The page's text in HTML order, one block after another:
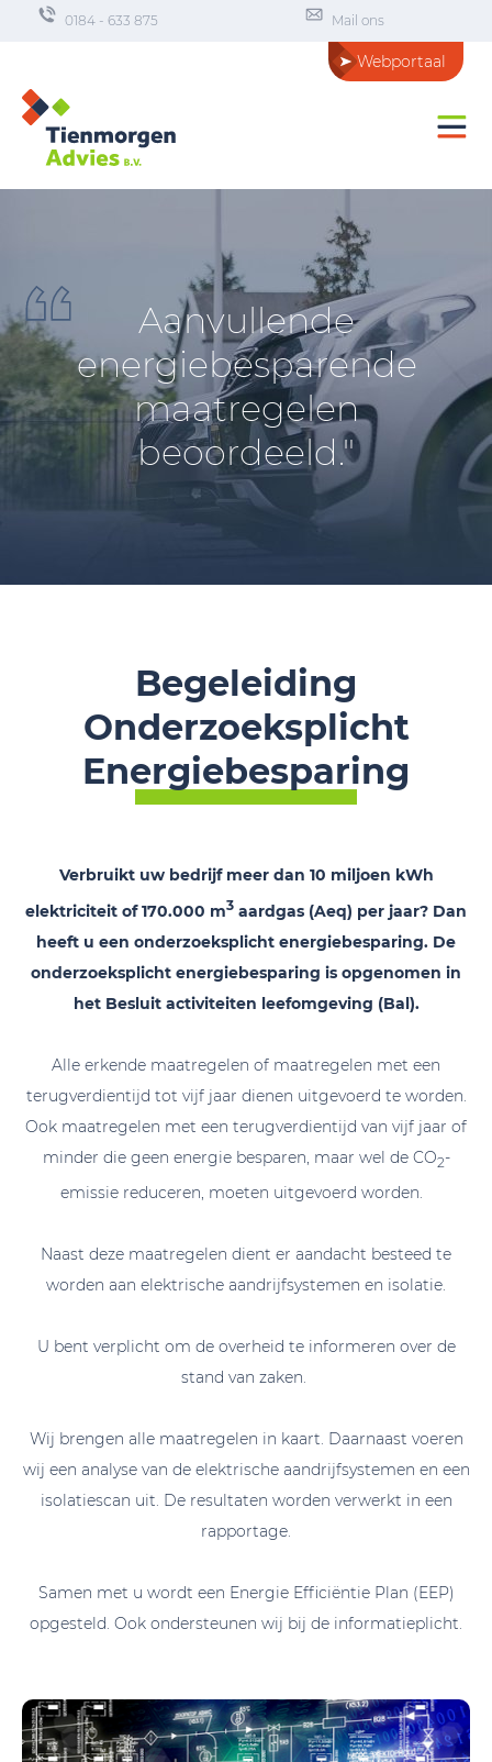
0184 - 633 875 Mail ons
Webportaal
Aanvullende
energiebesparende
maatregelen
beoordeeld."
Begeleiding
Onderzoeksplicht
Energiebesparing
Verbruikt uw bedrijf meer dan 10 miljoen kWh
elektriciteit of 170.000 m3 aardgas (Aeq) per jaar? Dan
heeft u een onderzoeksplicht energiebesparing. De
onderzoeksplicht energiebesparing is opgenomen in
het Besluit activiteiten leefomgeving (Bal).
Alle erkende maatregelen of maatregelen met een
terugverdientijd tot vijf jaar dienen uitgevoerd te worden.
Ook maatregelen met een terugverdientijd van vijf jaar of
minder die geen energie besparen, maar wel de CO2-
emissie reduceren, moeten uitgevoerd worden.
Naast deze maatregelen dient er aandacht besteed te
worden aan elektrische aandrijfsystemen en isolatie.
U bent verplicht om de overheid te informeren over de
stand van zaken.
Wij brengen alle maatregelen in kaart. Daarnaast voeren
wij een analyse van de elektrische aandrijfsystemen en een
isolatiescan uit. De resultaten worden verwerkt in een
rapportage.
Samen met u wordt een Energie Efficiëntie Plan (EEP)
opgesteld. Ook ondersteunen wij bij de informatieplicht.